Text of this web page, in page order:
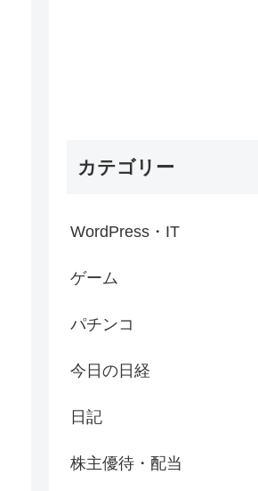
カテゴリー
WordPress・IT
ゲーム
パチンコ
今日の日経
日記
株主優待・配当